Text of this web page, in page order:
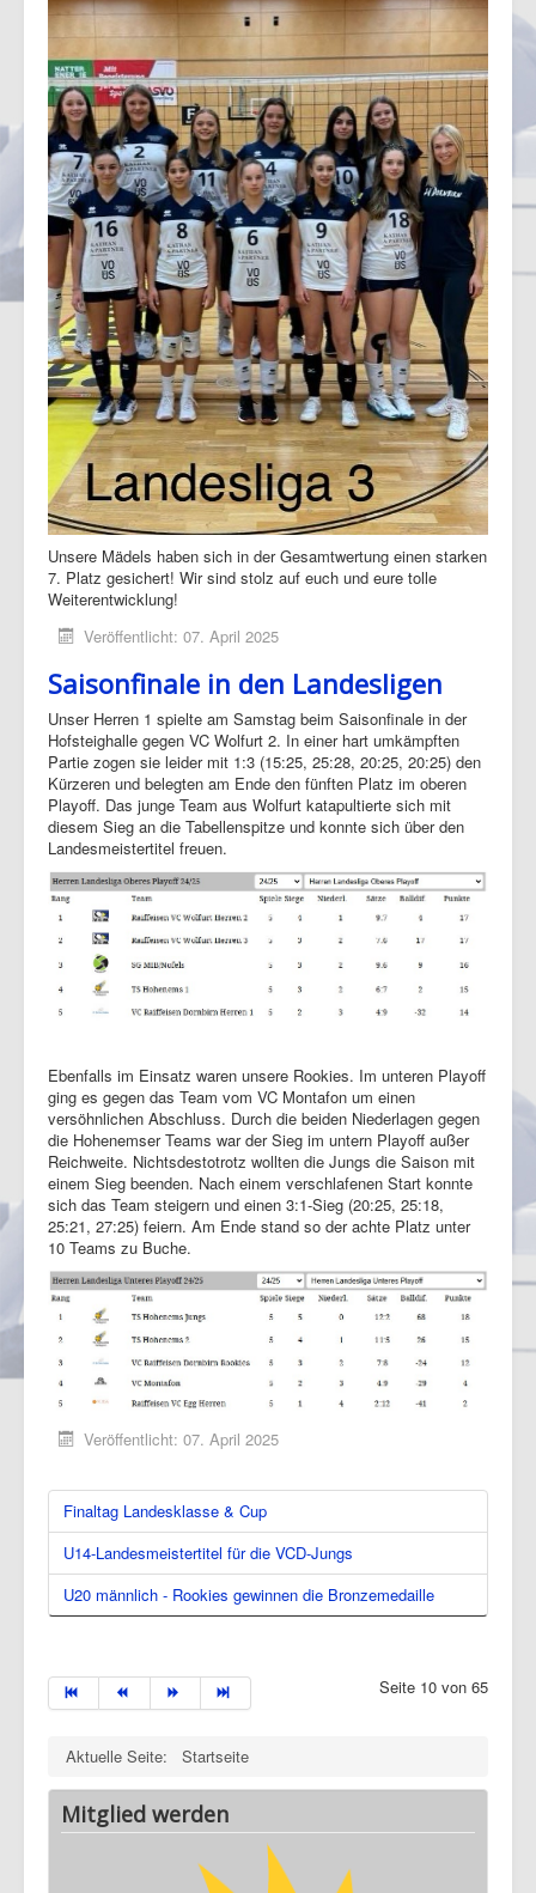
Unsere Mädels haben sich in der Gesamtwertung einen starken
7. Platz gesichert! Wir sind stolz auf euch und eure tolle
Weiterentwicklung!
Veröffentlicht: 07. April 2025
Saisonfinale in den Landesligen
Unser Herren 1 spielte am Samstag beim Saisonfinale in der
Hofsteighalle gegen VC Wolfurt 2. In einer hart umkämpften
Partie zogen sie leider mit 1:3 (15:25, 25:28, 20:25, 20:25) den
Kürzeren und belegten am Ende den fünften Platz im oberen
Playoff. Das junge Team aus Wolfurt katapultierte sich mit
diesem Sieg an die Tabellenspitze und konnte sich über den
Landesmeistertitel freuen.
Ebenfalls im Einsatz waren unsere Rookies. Im unteren Playoff
ging es gegen das Team vom VC Montafon um einen
versöhnlichen Abschluss. Durch die beiden Niederlagen gegen
die Hohenemser Teams war der Sieg im untern Playoff außer
Reichweite. Nichtsdestotrotz wollten die Jungs die Saison mit
einem Sieg beenden. Nach einem verschlafenen Start konnte
sich das Team steigern und einen 3:1-Sieg (20:25, 25:18,
25:21, 27:25) feiern. Am Ende stand so der achte Platz unter
10 Teams zu Buche.
Veröffentlicht: 07. April 2025
Finaltag Landesklasse & Cup
U14-Landesmeistertitel für die VCD-Jungs
U20 männlich - Rookies gewinnen die Bronzemedaille
Seite 10 von 65
Aktuelle Seite: Startseite
Mitglied werden